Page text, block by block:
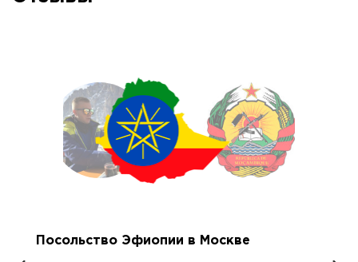
Посольство Эфиопии в Москве